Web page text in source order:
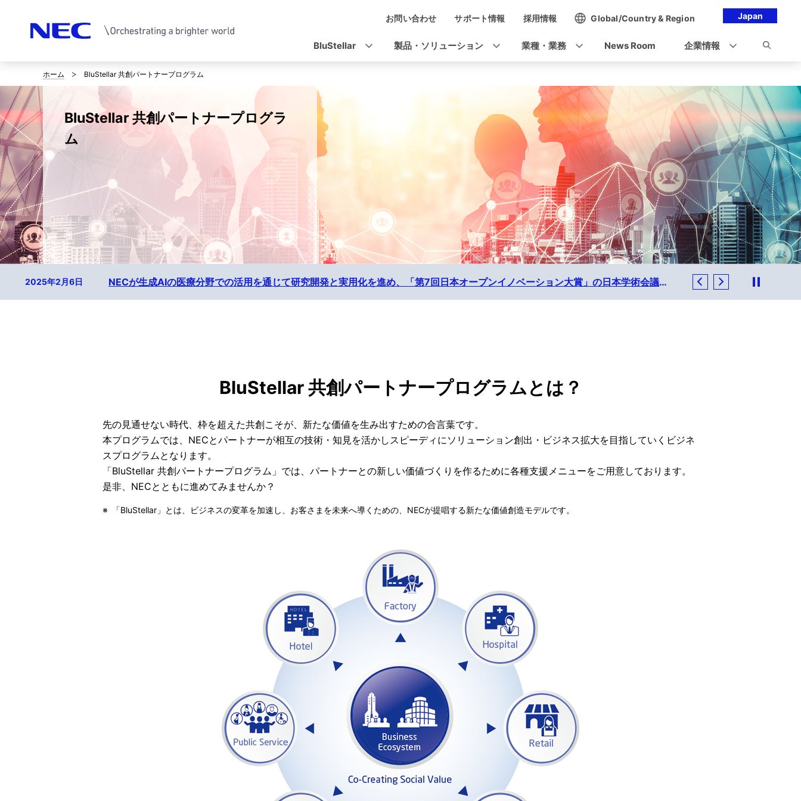
Japan
ゲ
ン
お問い合わせ サポート情報 採用情報 Global/Country & Region
BluStellar 製品・ソリューション 業種・業務 News Room 企業情報
サ
内
の
現
在
位
置
ホーム BluStellar 共創パートナープログラム
BluStellar 共創パートナープログラ
ム
2025年2月3日 ソフトバンクとNEC、東急不動産「渋谷ソラスタ」における本社のスマートビル化に貢献 ～ソフトバンクの先端的なスマートビルディング・ソリューションと、NECの世界トップクラスの高精度生体認証ソリューションを活用～ 2025年2月2日
BluStellar 共創パートナープログラムとは？
先の見通せない時代、枠を超えた共創こそが、新たな価値を生み出すための合言葉です。
本プログラムでは、NECとパートナーが相互の技術・知見を活かしスピーディにソリューション創出・ビジネス拡大を目指していくビジネ
スプログラムとなります。
「BluStellar 共創パートナープログラム」では、パートナーとの新しい価値づくりを作るために各種支援メニューをご用意しております。
是非、NECとともに進めてみませんか？
※ 「BluStellar」とは、ビジネスの変革を加速し、お客さまを未来へ導くための、NECが提唱する新たな価値創造モデルです。